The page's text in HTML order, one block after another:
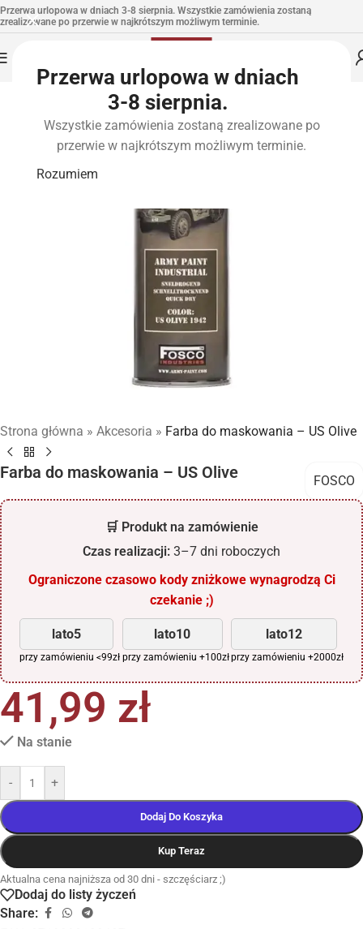
Przerwa urlopowa w dniach
3-8 sierpnia.
Wszystkie zamówienia zostaną zrealizowane po
przerwie w najkrótszym możliwym terminie.
Rozumiem
Przerwa urlopowa w dniach 3-8 sierpnia. Wszystkie zamówienia zostaną
zrealizowane po przerwie w najkrótszym możliwym terminie.
Strona główna » Akcesoria » Farba do maskowania – US Olive
Farba do maskowania – US Olive FOSCO
🛒 Produkt na zamówienie
Czas realizacji: 3–7 dni roboczych
Ograniczone czasowo kody zniżkowe wynagrodzą Ci
czekanie ;)
lato5
przy zamówieniu <99zł
lato10
przy zamówieniu +100zł
lato12
przy zamówieniu +2000zł
41,99 zł
Na stanie
- +
Dodaj Do Koszyka
Kup Teraz
Aktualna cena najniższa od 30 dni - szczęściarz ;)
Dodaj do listy życzeń
Share: